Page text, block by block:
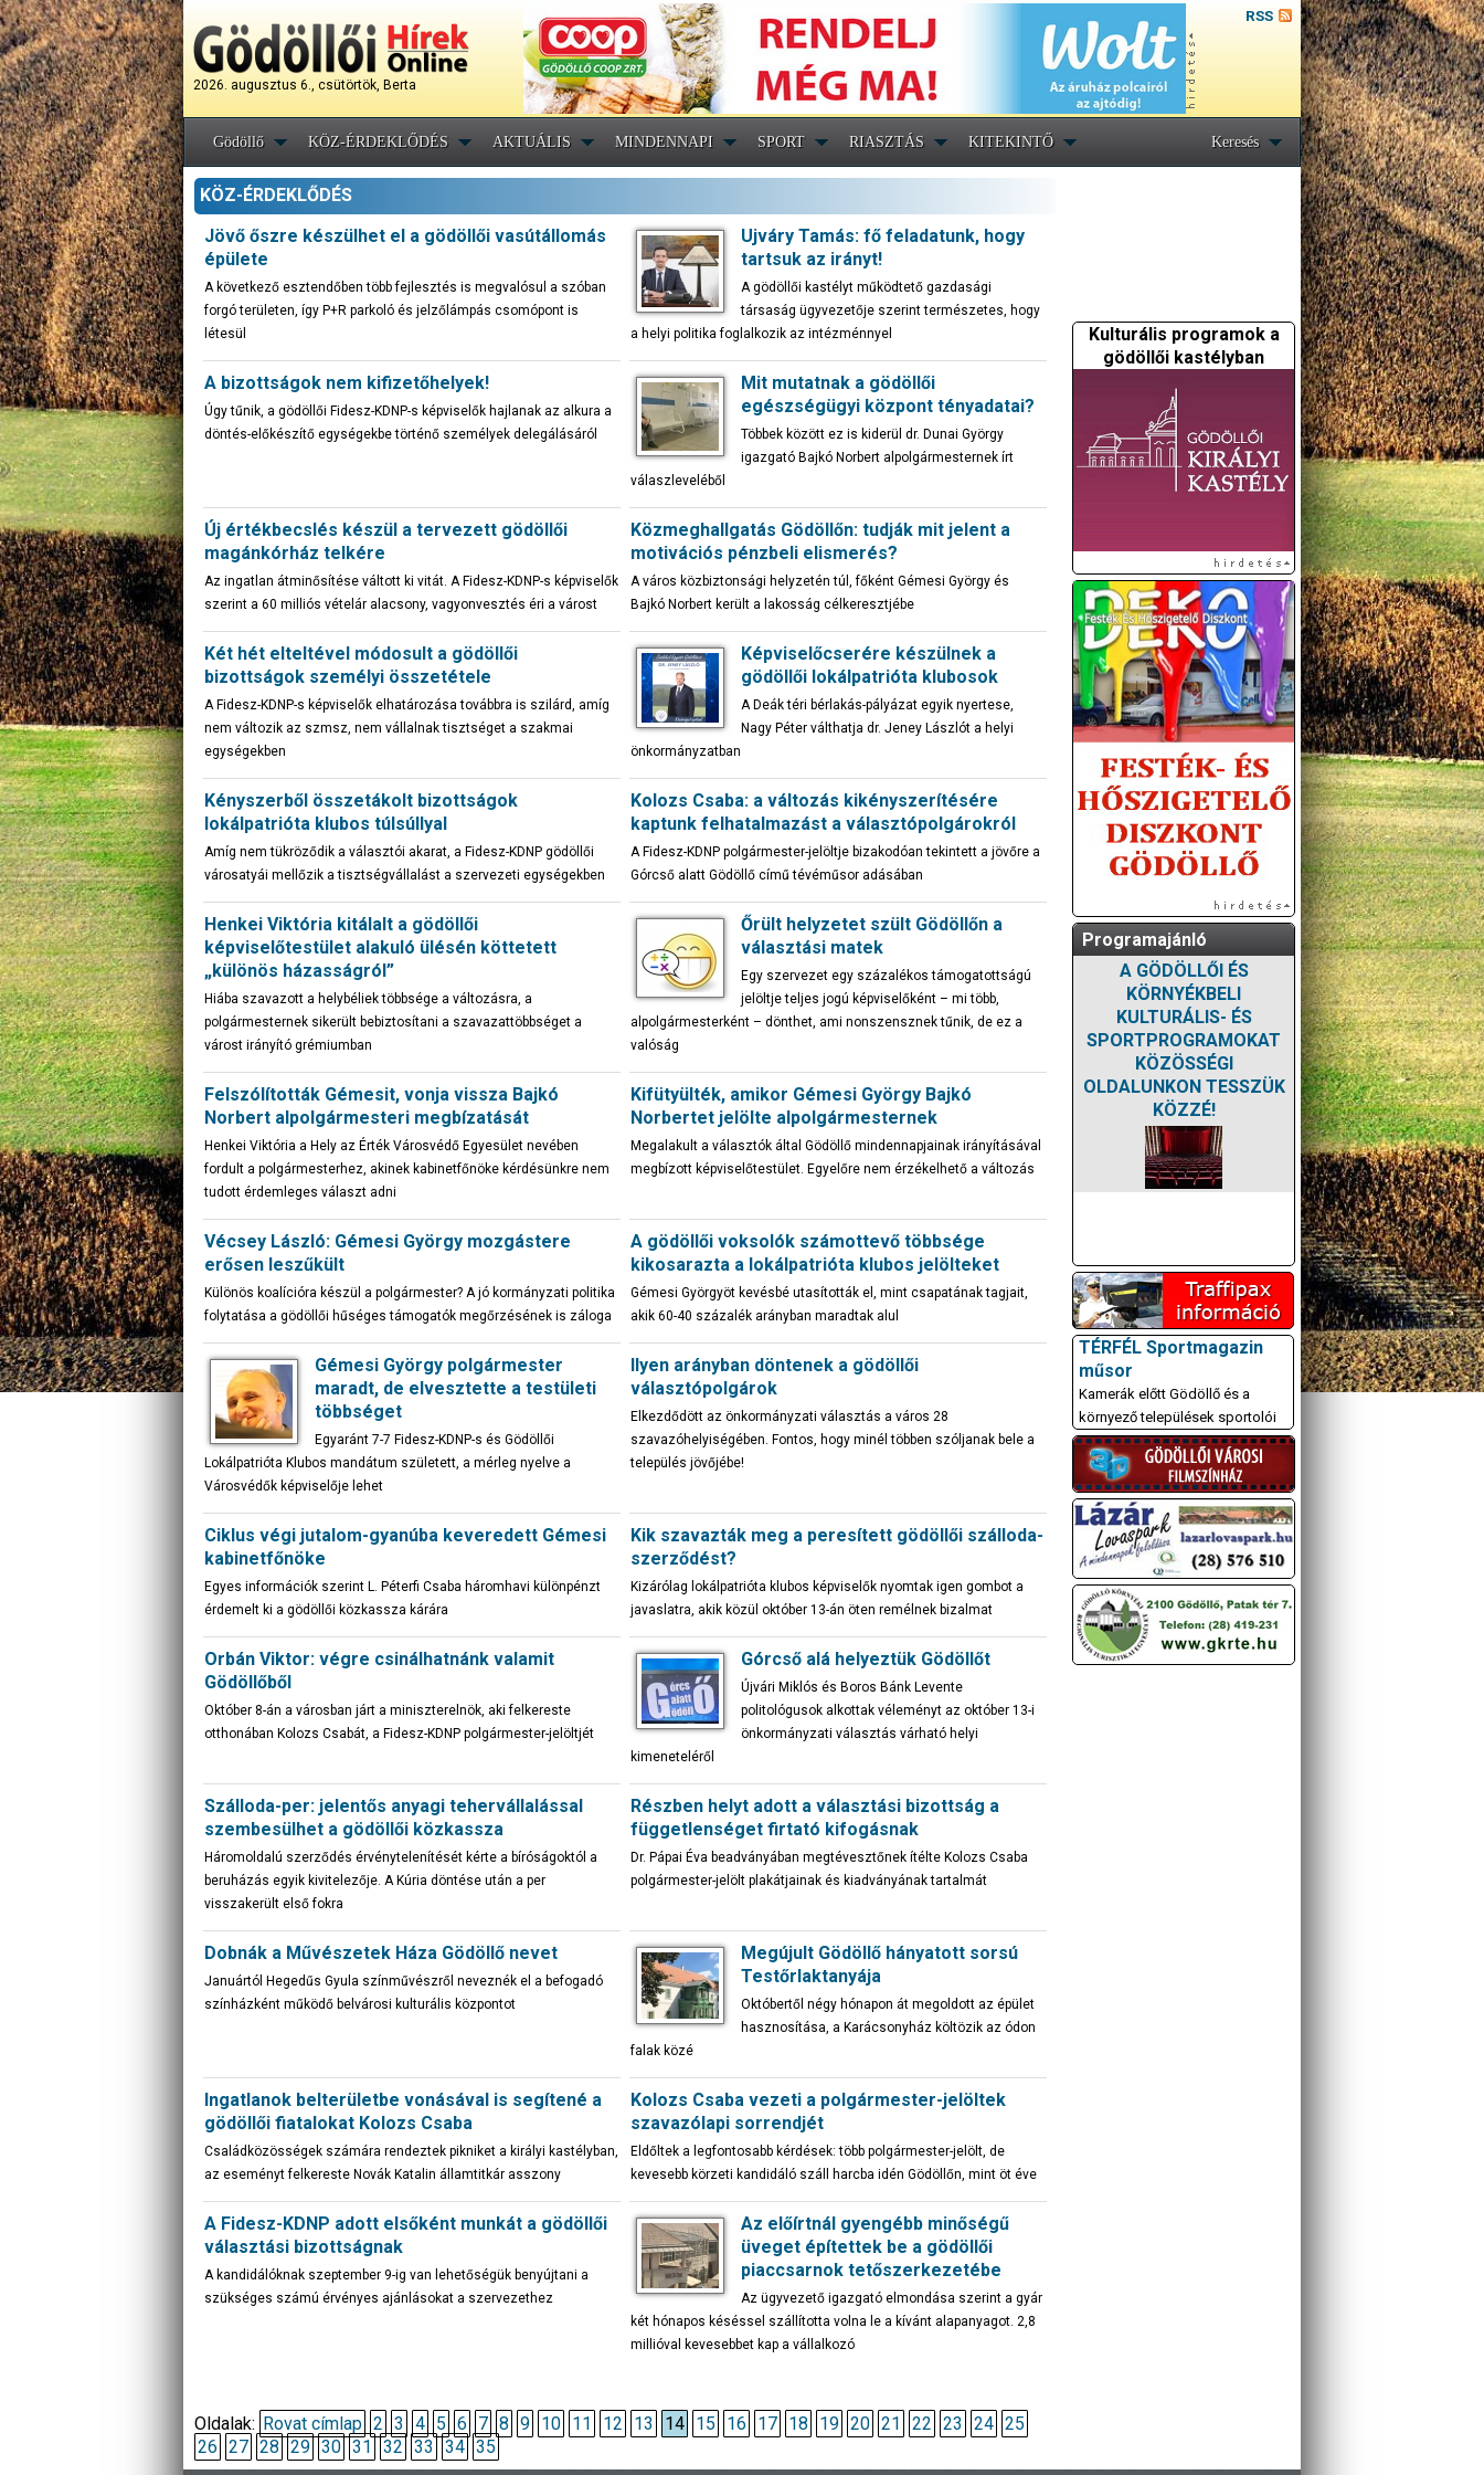
2026. augusztus 6., csütörtök, Berta
RSS
Gödöllő KÖZ-ÉRDEKLŐDÉS AKTUÁLIS MINDENNAPI SPORT RIASZTÁS KITEKINTŐ Keresés
KÖZ-ÉRDEKLŐDÉS
Jövő őszre készülhet el a gödöllői vasútállomás
épülete
A következő esztendőben több fejlesztés is megvalósul a szóban
forgó területen, így P+R parkoló és jelzőlámpás csomópont is
létesül
Ujváry Tamás: fő feladatunk, hogy
tartsuk az irányt!
A gödöllői kastélyt működtető gazdasági
társaság ügyvezetője szerint természetes, hogy
a helyi politika foglalkozik az intézménnyel
A bizottságok nem kifizetőhelyek!
Úgy tűnik, a gödöllői Fidesz-KDNP-s képviselők hajlanak az alkura a
döntés-előkészítő egységekbe történő személyek delegálásáról
Mit mutatnak a gödöllői
egészségügyi központ tényadatai?
Többek között ez is kiderül dr. Dunai György
igazgató Bajkó Norbert alpolgármesternek írt
válaszleveléből
Új értékbecslés készül a tervezett gödöllői
magánkórház telkére
Az ingatlan átminősítése váltott ki vitát. A Fidesz-KDNP-s képviselők
szerint a 60 milliós vételár alacsony, vagyonvesztés éri a várost
Közmeghallgatás Gödöllőn: tudják mit jelent a
motivációs pénzbeli elismerés?
A város közbiztonsági helyzetén túl, főként Gémesi György és
Bajkó Norbert került a lakosság célkeresztjébe
Két hét elteltével módosult a gödöllői
bizottságok személyi összetétele
A Fidesz-KDNP-s képviselők elhatározása továbbra is szilárd, amíg
nem változik az szmsz, nem vállalnak tisztséget a szakmai
egységekben
Képviselőcserére készülnek a
gödöllői lokálpatrióta klubosok
A Deák téri bérlakás-pályázat egyik nyertese,
Nagy Péter válthatja dr. Jeney Lászlót a helyi
önkormányzatban
Kényszerből összetákolt bizottságok
lokálpatrióta klubos túlsúllyal
Amíg nem tükröződik a választói akarat, a Fidesz-KDNP gödöllői
városatyái mellőzik a tisztségvállalást a szervezeti egységekben
Kolozs Csaba: a változás kikényszerítésére
kaptunk felhatalmazást a választópolgárokról
A Fidesz-KDNP polgármester-jelöltje bizakodóan tekintett a jövőre a
Górcső alatt Gödöllő című tévéműsor adásában
Henkei Viktória kitálalt a gödöllői
képviselőtestület alakuló ülésén köttetett
„különös házasságról”
Hiába szavazott a helybéliek többsége a változásra, a
polgármesternek sikerült bebiztosítani a szavazattöbbséget a
várost irányító grémiumban
Őrült helyzetet szült Gödöllőn a
választási matek
Egy szervezet egy százalékos támogatottságú
jelöltje teljes jogú képviselőként – mi több,
alpolgármesterként – dönthet, ami nonszensznek tűnik, de ez a
valóság
Felszólították Gémesit, vonja vissza Bajkó
Norbert alpolgármesteri megbízatását
Henkei Viktória a Hely az Érték Városvédő Egyesület nevében
fordult a polgármesterhez, akinek kabinetfőnöke kérdésünkre nem
tudott érdemleges választ adni
Kifütyülték, amikor Gémesi György Bajkó
Norbertet jelölte alpolgármesternek
Megalakult a választók által Gödöllő mindennapjainak irányításával
megbízott képviselőtestület. Egyelőre nem érzékelhető a változás
Vécsey László: Gémesi György mozgástere
erősen leszűkült
Különös koalícióra készül a polgármester? A jó kormányzati politika
folytatása a gödöllői hűséges támogatók megőrzésének is záloga
A gödöllői voksolók számottevő többsége
kikosarazta a lokálpatrióta klubos jelölteket
Gémesi Györgyöt kevésbé utasították el, mint csapatának tagjait,
akik 60-40 százalék arányban maradtak alul
Gémesi György polgármester
maradt, de elvesztette a testületi
többséget
Egyaránt 7-7 Fidesz-KDNP-s és Gödöllői
Lokálpatrióta Klubos mandátum született, a mérleg nyelve a
Városvédők képviselője lehet
Ilyen arányban döntenek a gödöllői
választópolgárok
Elkezdődött az önkormányzati választás a város 28
szavazóhelyiségében. Fontos, hogy minél többen szóljanak bele a
település jövőjébe!
Ciklus végi jutalom-gyanúba keveredett Gémesi
kabinetfőnöke
Egyes információk szerint L. Péterfi Csaba háromhavi különpénzt
érdemelt ki a gödöllői közkassza kárára
Kik szavazták meg a peresített gödöllői szálloda-
szerződést?
Kizárólag lokálpatrióta klubos képviselők nyomtak igen gombot a
javaslatra, akik közül október 13-án öten remélnek bizalmat
Orbán Viktor: végre csinálhatnánk valamit
Gödöllőből
Október 8-án a városban járt a miniszterelnök, aki felkereste
otthonában Kolozs Csabát, a Fidesz-KDNP polgármester-jelöltjét
Górcső alá helyeztük Gödöllőt
Újvári Miklós és Boros Bánk Levente
politológusok alkottak véleményt az október 13-i
önkormányzati választás várható helyi
kimeneteléről
Szálloda-per: jelentős anyagi tehervállalással
szembesülhet a gödöllői közkassza
Háromoldalú szerződés érvénytelenítését kérte a bíróságoktól a
beruházás egyik kivitelezője. A Kúria döntése után a per
visszakerült első fokra
Részben helyt adott a választási bizottság a
függetlenséget firtató kifogásnak
Dr. Pápai Éva beadványában megtévesztőnek ítélte Kolozs Csaba
polgármester-jelölt plakátjainak és kiadványának tartalmát
Dobnák a Művészetek Háza Gödöllő nevet
Januártól Hegedűs Gyula színművészről neveznék el a befogadó
színházként működő belvárosi kulturális központot
Megújult Gödöllő hányatott sorsú
Testőrlaktanyája
Októbertől négy hónapon át megoldott az épület
hasznosítása, a Karácsonyház költözik az ódon
falak közé
Ingatlanok belterületbe vonásával is segítené a
gödöllői fiatalokat Kolozs Csaba
Családközösségek számára rendeztek pikniket a királyi kastélyban,
az eseményt felkereste Novák Katalin államtitkár asszony
Kolozs Csaba vezeti a polgármester-jelöltek
szavazólapi sorrendjét
Eldőltek a legfontosabb kérdések: több polgármester-jelölt, de
kevesebb körzeti kandidáló száll harcba idén Gödöllőn, mint öt éve
A Fidesz-KDNP adott elsőként munkát a gödöllői
választási bizottságnak
A kandidálóknak szeptember 9-ig van lehetőségük benyújtani a
szükséges számú érvényes ajánlásokat a szervezethez
Az előírtnál gyengébb minőségű
üveget építettek be a gödöllői
piaccsarnok tetőszerkezetébe
Az ügyvezető igazgató elmondása szerint a gyár
két hónapos késéssel szállította volna le a kívánt alapanyagot. 2,8
millióval kevesebbet kap a vállalkozó
Oldalak: Rovat címlap 2 3 4 5 6 7 8 9 10 11 12 13 14 15 16 17 18 19 20 21 22 23 24 25
26 27 28 29 30 31 32 33 34 35
Kulturális programok a
gödöllői kastélyban
Programajánló
A GÖDÖLLŐI ÉS
KÖRNYÉKBELI
KULTURÁLIS- ÉS
SPORTPROGRAMOKAT
KÖZÖSSÉGI
OLDALUNKON TESSZÜK
KÖZZÉ!
TÉRFÉL Sportmagazin
műsor
Kamerák előtt Gödöllő és a
környező települések sportolói